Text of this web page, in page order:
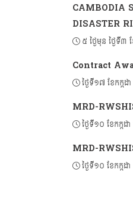
CAMBODIA
DISASTER
PROJECT 2
៥ ថ្ងៃមុន ថ្ងៃទី
Contract
ថ្ងៃទី១៧ ខែកក្ក
MRD-
ថ្ងៃទី១០ ខែកក្ក
MRD-
ថ្ងៃទី១០ ខែកក្ក